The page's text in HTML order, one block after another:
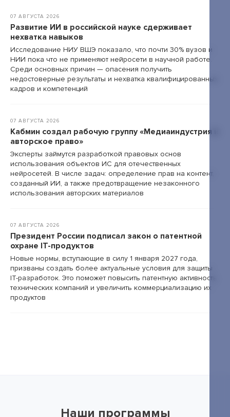
07 АВГУСТА 2026
Развитие ИИ в российской науке сдерживает
нехватка навыков
Исследование НИУ ВШЭ показало, что почти 30% вузов и
НИИ пока что не применяют нейросети в научной работе.
Среди основных причин — опасения получить
недостоверные результаты и нехватка квалифицированных
кадров и компетенций
07 АВГУСТА 2026
Кабмин создал рабочую группу «Медиаиндустрия и
авторское право»
Эксперты займутся разработкой правовых основ
использования объектов ИС для отечественных
нейросетей. В числе задач: определение прав на контент,
созданный ИИ, а также предотвращение незаконного
использования авторских материалов
07 АВГУСТА 2026
Президент России подписал закон о патентной
охране IT-продуктов
Новые нормы, вступающие в силу 1 января 2027 года,
призваны создать более актуальные условия для защиты
IT-разработок. Это поможет повысить патентную активность
технических компаний и увеличить коммерциализацию их
продуктов
Наши программы